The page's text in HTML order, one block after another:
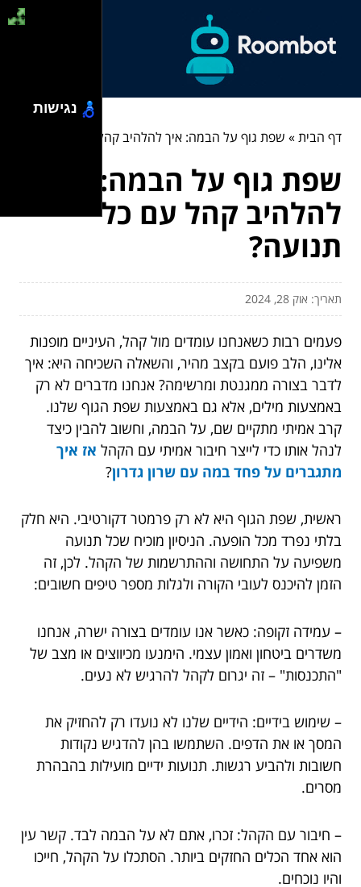
דף הבית» שפת גוף על הבמה: איך להלהיב קהל עם כל תנועה?
שפת גוף על הבמה: איך
להלהיב קהל עם כל
תנועה?
תאריך: אוק 28, 2024
פעמים רבות כשאנחנו עומדים מול קהל, העיניים מופנות
אלינו, הלב פועם בקצב מהיר, והשאלה השכיחה היא: איך
לדבר בצורה ממגנטת ומרשימה? אנחנו מדברים לא רק
באמצעות מילים, אלא גם באמצעות שפת הגוף שלנו.
קרב אמיתי מתקיים שם, על הבמה, וחשוב להבין כיצד
לנהל אותו כדי לייצר חיבור אמיתי עם הקהל אז איך
מתגברים על פחד במה עם שרון גדרון?
ראשית, שפת הגוף היא לא רק פרמטר דקורטיבי. היא חלק
בלתי נפרד מכל הופעה. הניסיון מוכיח שכל תנועה
משפיעה על התחושה וההתרשמות של הקהל. לכן, זה
הזמן להיכנס לעובי הקורה ולגלות מספר טיפים חשובים:
– עמידה זקופה: כאשר אנו עומדים בצורה ישרה, אנחנו
משדרים ביטחון ואמון עצמי. הימנעו מכיווצים או מצב של
"התכנסות" – זה יגרום לקהל להרגיש לא נעים.
– שימוש בידיים: הידיים שלנו לא נועדו רק להחזיק את
המסך או את הדפים. השתמשו בהן להדגיש נקודות
חשובות ולהביע רגשות. תנועות ידיים מועילות בהבהרת
מסרים.
– חיבור עם הקהל: זכרו, אתם לא על הבמה לבד. קשר עין
הוא אחד הכלים החזקים ביותר. הסתכלו על הקהל, חייכו
והיו נוכחים.
נגישות